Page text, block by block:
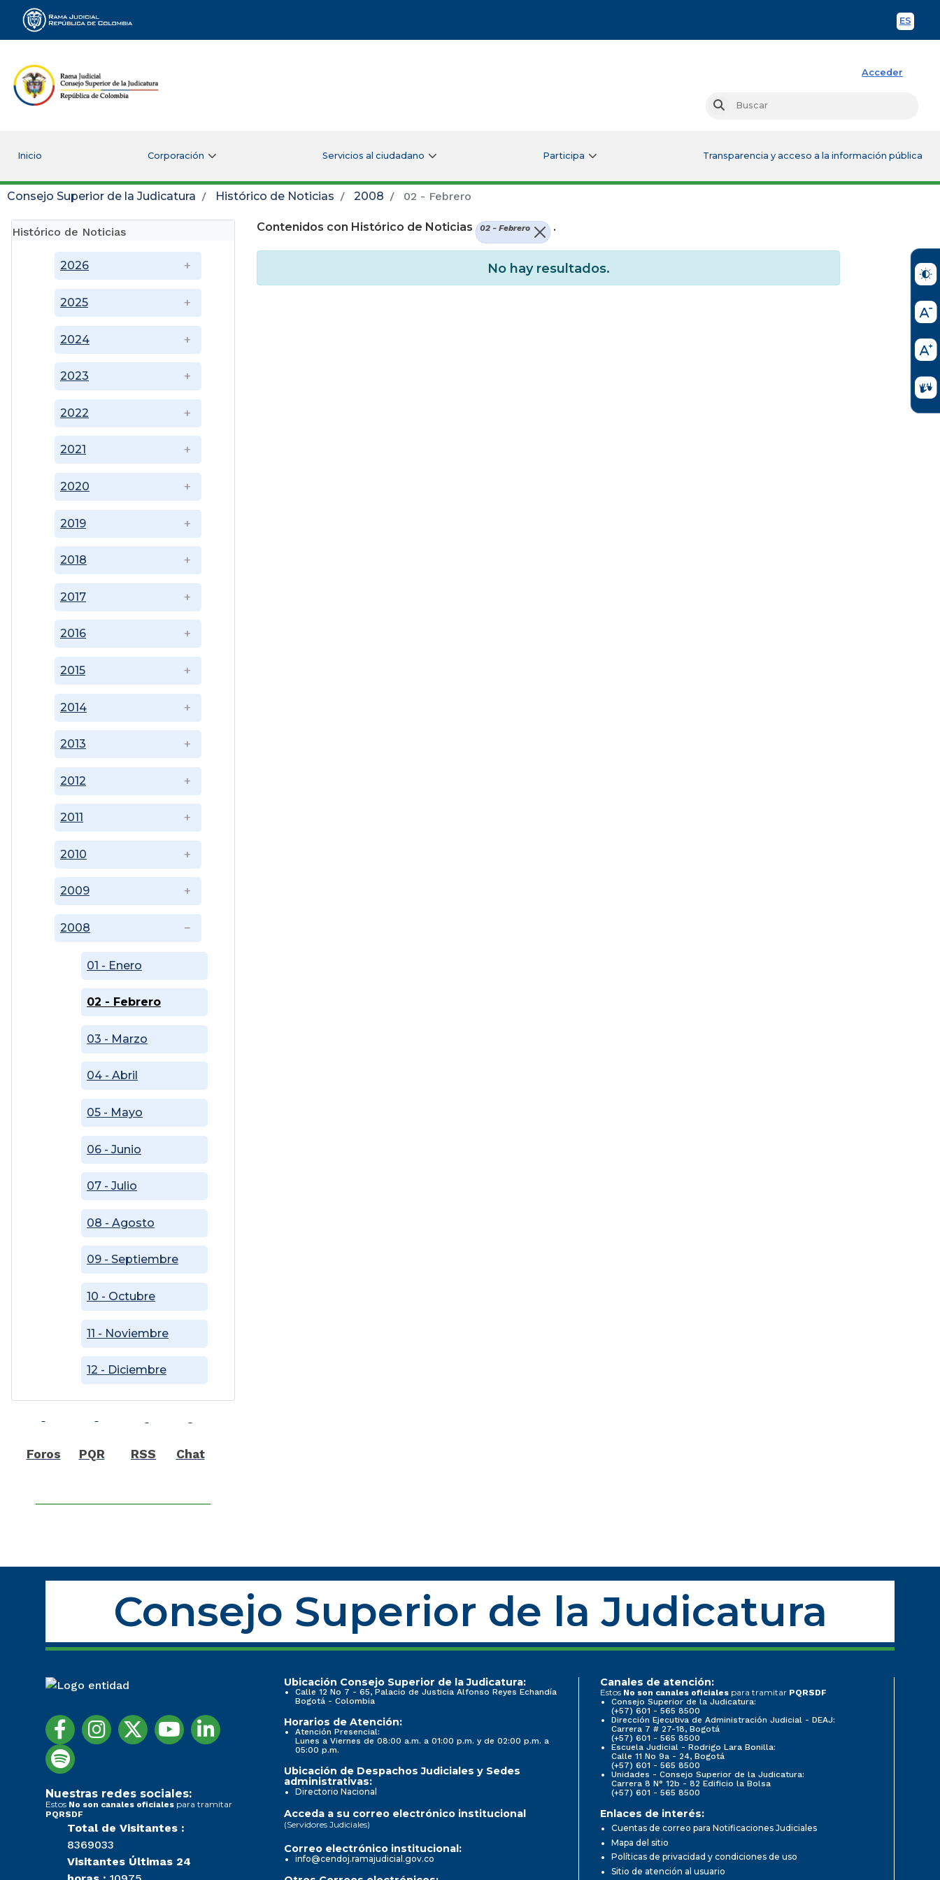
ES
Rama Judicial
Acceder
Buscar
Inicio Corporación Servicios al ciudadano Participa Transparencia y acceso a la información pública
Consejo Superior de la Judicatura Histórico de Noticias 2008 02 - Febrero
Histórico de Noticias
2008
01 - Enero
02 - Febrero
03 - Marzo
04 - Abril
05 - Mayo
06 - Junio
07 - Julio
08 - Agosto
09 - Septiembre
10 - Octubre
11 - Noviembre
12 - Diciembre
2009
2010
2011
2012
2013
2014
2015
2016
2017
2018
2019
2020
2021
2022
2023
2024
2025
2026
Foros PQR RSS Chat
Contenidos con Histórico de Noticias 02 - Febrero .
No hay resultados.
Consejo Superior de la Judicatura
Nuestras redes sociales:
Estos No son canales oficiales para tramitar
PQRSDF
Total de Visitantes :
8369033
Visitantes Últimas 24
Ubicación Consejo Superior de la Judicatura:
Calle 12 No 7 - 65, Palacio de Justicia Alfonso Reyes Echandía
Bogotá - Colombia
Horarios de Atención:
Atención Presencial:
Lunes a Viernes de 08:00 a.m. a 01:00 p.m. y de 02:00 p.m. a
05:00 p.m.
Ubicación de Despachos Judiciales y Sedes
administrativas:
Directorio Nacional
Canales de atención:
Estos No son canales oficiales para tramitar PQRSDF
Consejo Superior de la Judicatura:
(+57) 601 - 565 8500
Dirección Ejecutiva de Administración Judicial - DEAJ:
Carrera 7 # 27-18, Bogotá
(+57) 601 - 565 8500
Escuela Judicial - Rodrigo Lara Bonilla:
Calle 11 No 9a - 24, Bogotá
(+57) 601 - 565 8500
Unidades - Consejo Superior de la Judicatura:
Carrera 8 N° 12b - 82 Edificio la Bolsa
(+57) 601 - 565 8500
Acceda a su correo electrónico institucional
(Servidores Judiciales)
Correo electrónico institucional:
info@cendoj.ramajudicial.gov.co
Enlaces de interés:
Cuentas de correo para Notificaciones Judiciales
Mapa del sitio
Políticas de privacidad y condiciones de uso
Sitio de atención al usuario